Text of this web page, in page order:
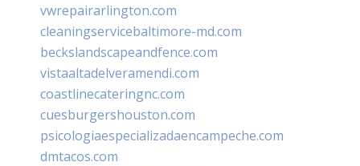
vwrepairarlington.com
cleaningservicebaltimore-md.com
beckslandscapeandfence.com
vistaaltadelveramendi.com
coastlinecateringnc.com
cuesburgershouston.com
psicologiaespecializadaencampeche.com
dmtacos.com